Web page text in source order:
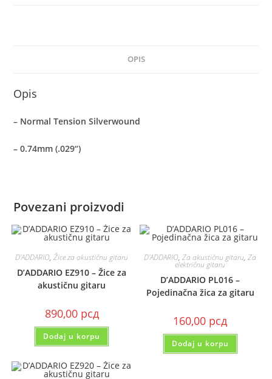
OPIS
Opis
– Normal Tension Silverwound
– 0.74mm (.029“)
Povezani proizvodi
D'ADDARIO,Žice za akustičnu gitaru
D’ADDARIO EZ910 – Žice za
akustičnu gitaru
890,00 рсд
Dodaj u korpu
D'ADDARIO,Za akustičnu gitaru,Za
električnu gitaru
D’ADDARIO PL016 –
Pojedinačna žica za gitaru
160,00 рсд
Dodaj u korpu